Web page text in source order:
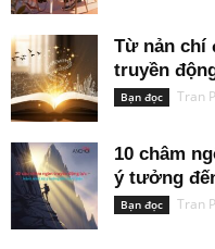
Từ nản chí
truyền
Bạn đọc Tran
10 châm
ý tưởng
Bạn đọc Tran